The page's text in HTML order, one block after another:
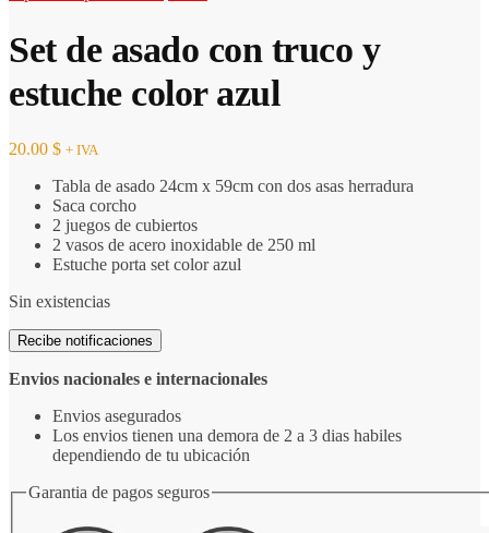
Set de asado con truco y
estuche color azul
20.00 $ + IVA
Tabla de asado 24cm x 59cm con dos asas herradura
Saca corcho
2 juegos de cubiertos
2 vasos de acero inoxidable de 250 ml
Estuche porta set color azul
Sin existencias
Recibe notificaciones
Envios nacionales e internacionales
Envios asegurados
Los envios tienen una demora de 2 a 3 dias habiles
dependiendo de tu ubicación
Garantia de pagos seguros